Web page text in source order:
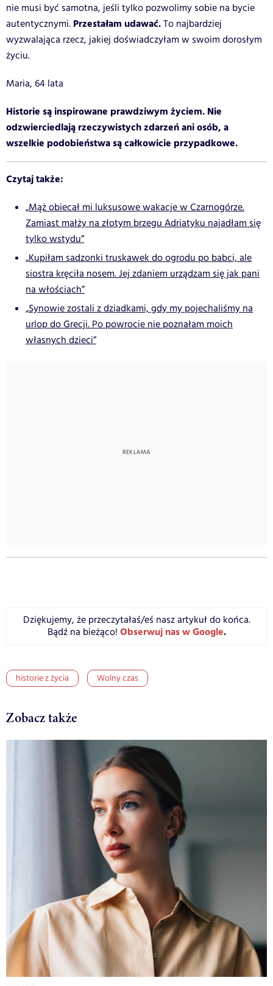
nie musi być samotna, jeśli tylko pozwolimy sobie na bycie
autentycznymi. Przestałam udawać.To najbardziej
wyzwalająca rzecz, jakiej doświadczyłam w swoim dorosłym
życiu.
Maria, 64 lata
Historie są inspirowane prawdziwym życiem. Nie
odzwierciedlają rzeczywistych zdarzeń ani osób, a
wszelkie podobieństwa są całkowicie przypadkowe.
Czytaj także:
„Mąż obiecał mi luksusowe wakacje w Czarnogórze.
Zamiast małży na złotym brzegu Adriatyku najadłam się
tylko wstydu”
„Kupiłam sadzonki truskawek do ogrodu po babci, ale
siostra kręciła nosem. Jej zdaniem urządzam się jak pani
na włościach”
„Synowie zostali z dziadkami, gdy my pojechaliśmy na
urlop do Grecji. Po powrocie nie poznałam moich
własnych dzieci”
Dziękujemy, że przeczytałaś/eś nasz artykuł do końca.
Bądź na bieżąco! Obserwuj nas w Google.
historie z życia Wolny czas
Zobacz także